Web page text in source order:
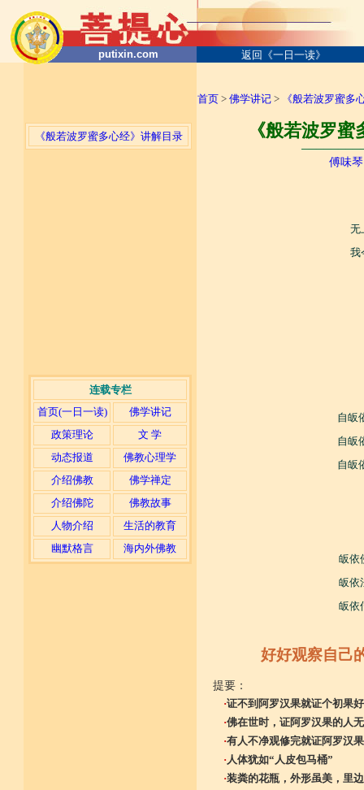
putixin.com 返回《一日一读》
《般若波罗蜜多心经》讲解目录
连载专栏
首页(一日一读)
佛学讲记
政策理论
文 学
动态报道
佛教心理学
介绍佛教
佛学禅定
介绍佛陀
佛教故事
人物介绍
生活的教育
幽默格言
海内外佛教
首页 > 佛学讲记 > 《般若波罗蜜多
《般若波罗
傅味琴
无
我
自皈
自皈
自皈
皈依
皈依
皈依
好好观察自己
提要：
·证不到阿罗汉果就证个初果
·佛在世时，证阿罗汉果的人
·有人不净观修完就证阿罗汉
·人体犹如“人皮包马桶”
·装粪的花瓶，外形虽美，里